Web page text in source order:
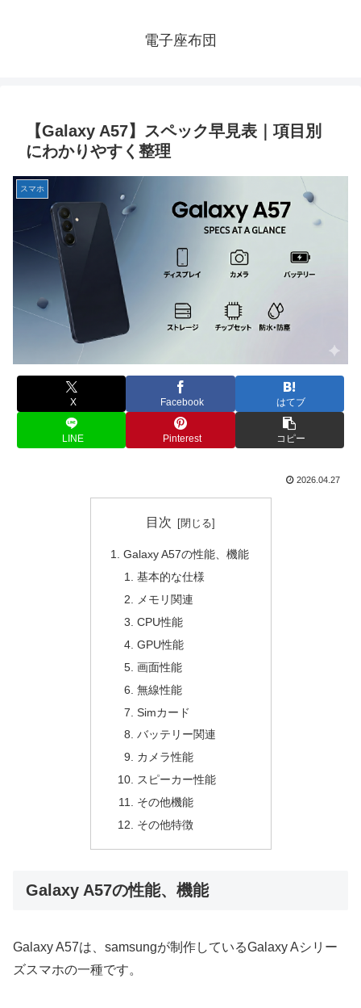
電子座布団
【Galaxy A57】スペック早見表｜項目別
にわかりやすく整理
スマホ
X Facebook はてブ
LINE Pinterest コピー
2026.04.27
目次
Galaxy A57の性能、機能
基本的な仕様
メモリ関連
CPU性能
GPU性能
画面性能
無線性能
Simカード
バッテリー関連
カメラ性能
スピーカー性能
その他機能
その他特徴
Galaxy A57の性能、機能
Galaxy A57は、samsungが制作しているGalaxy Aシリー
ズスマホの一種です。